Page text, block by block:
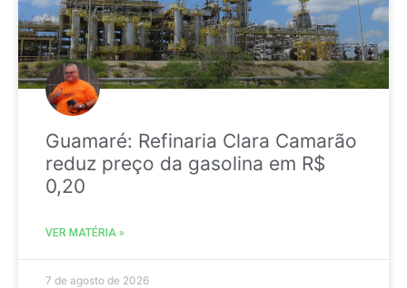
Guamaré: Refinaria Clara Camarão
reduz preço da gasolina em R$
0,20
VER MATÉRIA »
7 de agosto de 2026